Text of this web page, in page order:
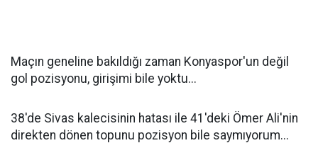
Maçın geneline bakıldığı zaman Konyaspor'un değil
gol pozisyonu, girişimi bile yoktu...
38'de Sivas kalecisinin hatası ile 41'deki Ömer Ali'nin
direkten dönen topunu pozisyon bile saymıyorum...